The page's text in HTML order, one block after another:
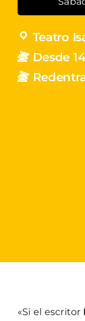
Teatro
Desde
«Si el escritor